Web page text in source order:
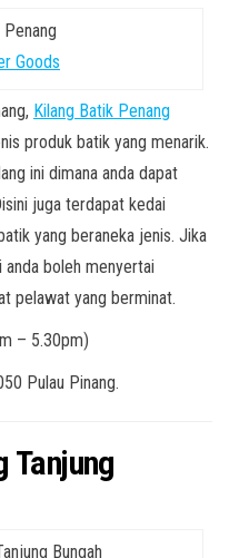
Goods
Kilang Batik Penang
produk batik yang menarik.
ini dimana anda dapat
juga terdapat kedai
yang beraneka jenis. Jika
anda boleh menyertai
pelawat yang berminat.
– 5.30pm)
Pulau Pinang.
Tanjung